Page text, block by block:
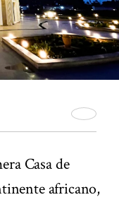
Casa de
africano,